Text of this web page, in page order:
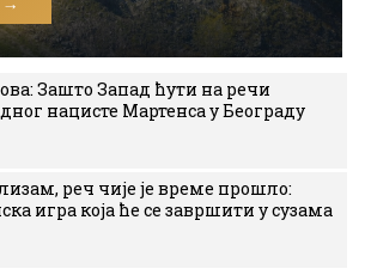
Зашто Запад ћути на речи
нацисте Мартенса у Београду
реч чије је време прошло:
игра која ће се завршити у сузама